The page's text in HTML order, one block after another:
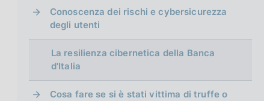
Conoscenza dei rischi e cybersicurezza
degli utenti
La resilienza cibernetica della Banca
d'Italia
Cosa fare se si è stati vittima di truffe o